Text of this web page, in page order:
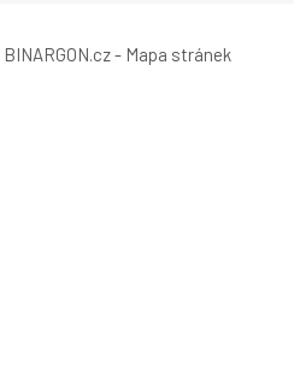
BINARGON.cz- Mapa stránek